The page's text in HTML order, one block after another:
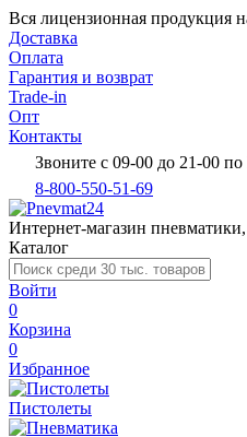
Вся лицензионная продукция
Доставка
Оплата
Гарантия и возврат
Trade-in
Опт
Контакты
Звоните с 09-00 до 21-00
8-800-550-51-69
Интернет-магазин
Каталог
Войти
0
Корзина
0
Избранное
Пистолеты